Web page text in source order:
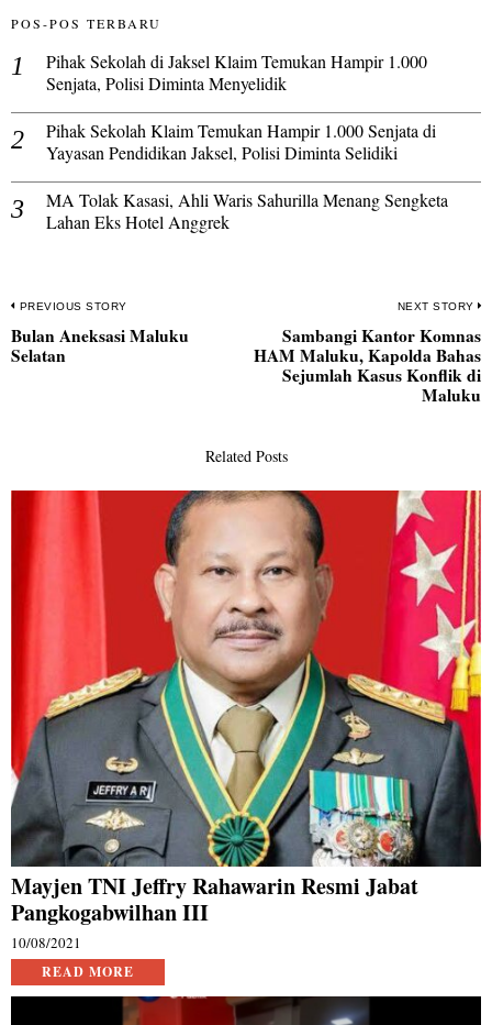
POS-POS TERBARU
Pihak Sekolah di Jaksel Klaim Temukan Hampir 1.000
Senjata, Polisi Diminta Menyelidik
Pihak Sekolah Klaim Temukan Hampir 1.000 Senjata di
Yayasan Pendidikan Jaksel, Polisi Diminta Selidiki
MA Tolak Kasasi, Ahli Waris Sahurilla Menang Sengketa
Lahan Eks Hotel Anggrek
Navigasi
pos
PREVIOUS STORY
Previous
post:
Bulan Aneksasi Maluku
Selatan
NEXT STORY
Sambangi Kantor Komnas
HAM Maluku, Kapolda Bahas
Sejumlah Kasus Konflik di
Maluku
Related Posts
Mayjen TNI Jeffry Rahawarin Resmi Jabat
Pangkogabwilhan III
10/08/2021
READ MORE